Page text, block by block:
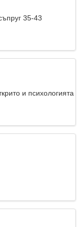
35-43
и психологията